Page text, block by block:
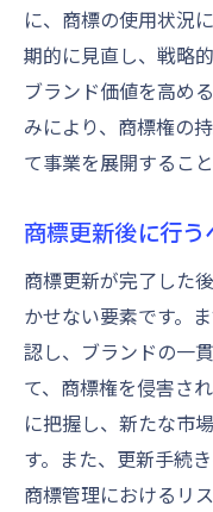
に、商標の使用状況
期的に見直し、戦略
ブランド価値を高め
みにより、商標権の
て事業を展開すること
商標更新後に行
商標更新が完了した
かせない要素です。
認し、ブランドの一
て、商標権を侵害さ
に把握し、新たな市
す。また、更新手続
商標管理におけるリ